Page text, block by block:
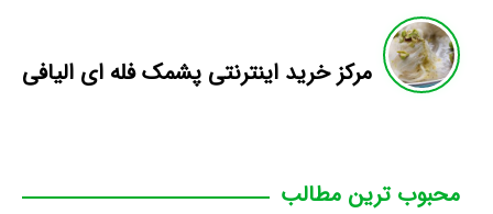
مرکز خرید اینترنتی پشمک فله ای الیافی
محبوب ترین مطالب